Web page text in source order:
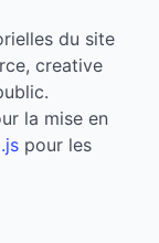
du site
creative
la mise en
pour les